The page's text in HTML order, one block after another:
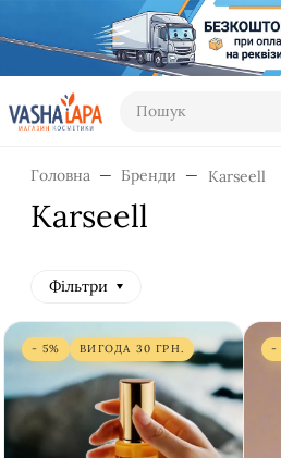
Пошук
Головна Бренди Karseell
Karseell
Фільтри
- 5% ВИГОДА 30 ГРН. -